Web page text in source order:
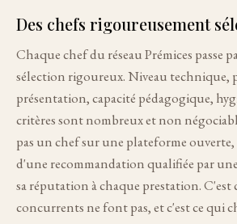
Des chefs rigoureusement
Chaque chef du réseau Prémices passe
sélection rigoureux. Niveau technique,
présentation, capacité pédagogique,
critères sont nombreux et non
pas un chef sur une plateforme ouverte,
d'une recommandation qualifiée par
sa réputation à chaque prestation. C'est
concurrents ne font pas, et c'est ce qui